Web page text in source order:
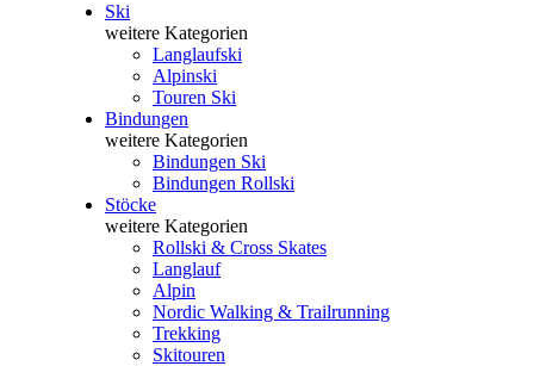
Ski
weitere Kategorien
Langlaufski
Alpinski
Touren Ski
Bindungen
weitere Kategorien
Bindungen Ski
Bindungen Rollski
Stöcke
weitere Kategorien
Rollski & Cross Skates
Langlauf
Alpin
Nordic Walking & Trailrunning
Trekking
Skitouren